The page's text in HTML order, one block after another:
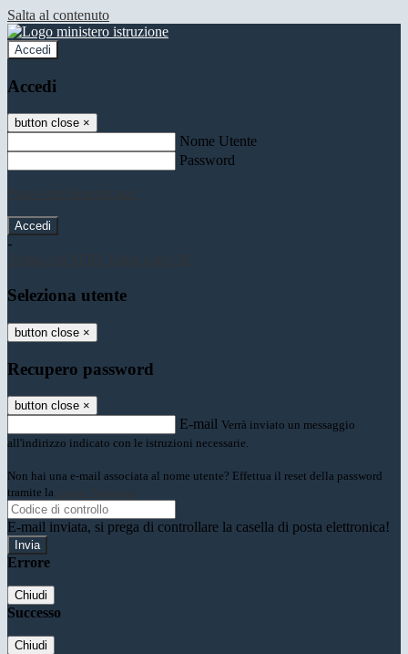
Salta al contenuto
Accedi
Accedi
button close ×
Nome Utente
Password
-
Seleziona utente
button close ×
Recupero password
button close ×
E-mail Verrà inviato un messaggio
all'indirizzo indicato con le istruzioni necessarie.
Non hai una e-mail associata al nome utente? Effettua il reset della password
tramite la
E-mail inviata, si prega di controllare la casella di posta elettronica!
Errore
Chiudi
Successo
Chiudi